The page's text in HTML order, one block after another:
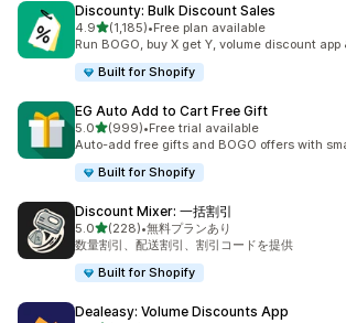
Discounty: Bulk Discount Sales
4.95つ星中
(1,185)
合計レビュー数：1185件
•Free plan available
Run BOGO, buy X get Y, volume discount
Built for Shopify
EG Auto Add to Cart Free Gift
5.05つ星中
(999)
合計レビュー数：999件
•Free trial available
Auto-add free gifts and BOGO offers with
Built for Shopify
Discount Mixer: 一括割引
5.05つ星中
(228)
合計レビュー数：228件
•無料プランあり
数量割引、配送割引、割引コードを提供
Built for Shopify
Dealeasy: Volume Discounts App